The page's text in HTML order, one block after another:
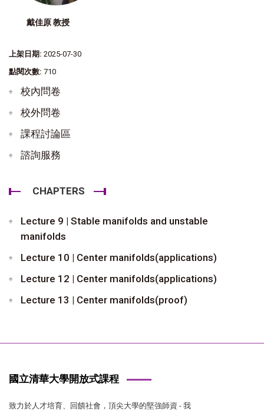
戴佳原 教授
上架日期: 2025-07-30
點閱次數: 710
校內問卷
校外問卷
課程討論區
諮詢服務
CHAPTERS
Lecture 9 | Stable manifolds and unstable
manifolds
Lecture 10 | Center manifolds(applications)
Lecture 12 | Center manifolds(applications)
Lecture 13 | Center manifolds(proof)
國立清華大學開放式課程
致力於人才培育、回饋社會，頂尖大學的堅強師資 - 我